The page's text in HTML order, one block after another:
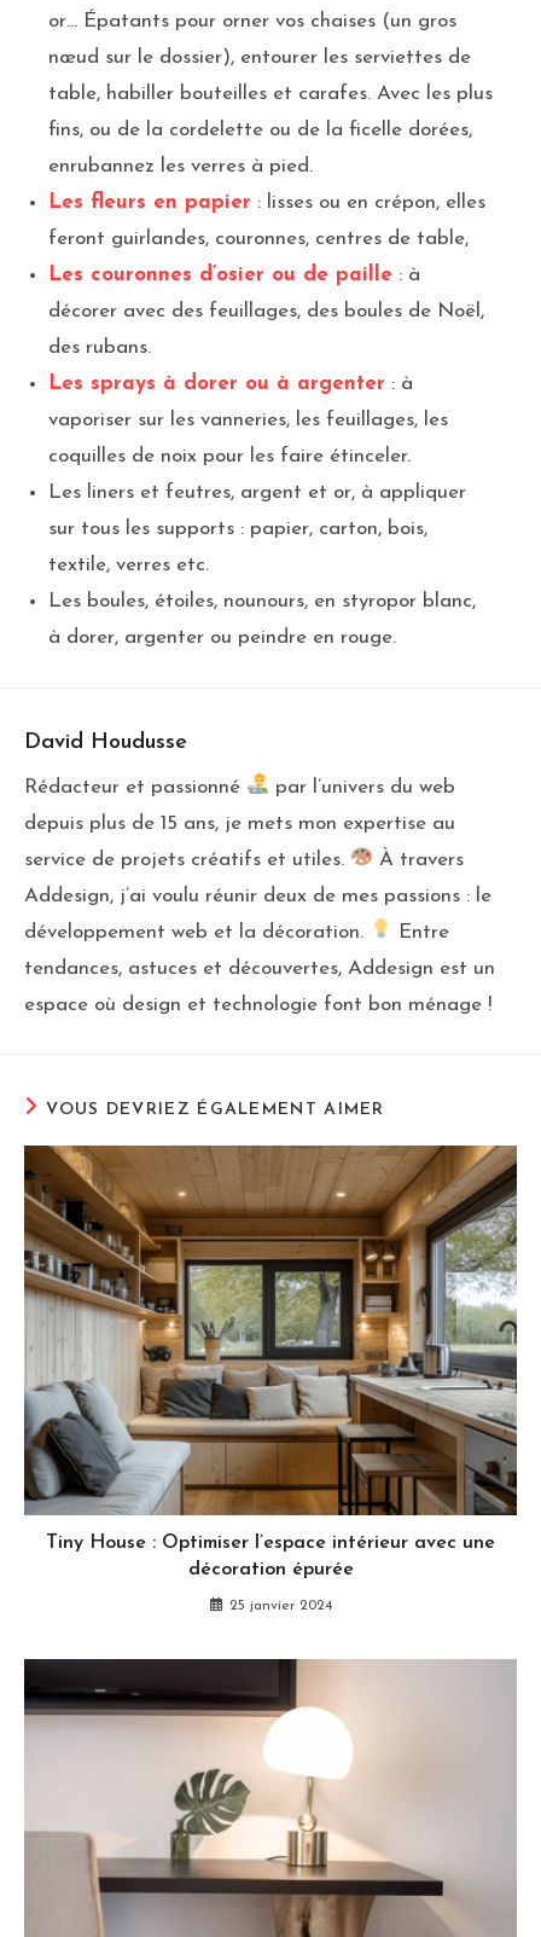
or… Épatants pour orner vos chaises (un gros
nœud sur le dossier), entourer les serviettes de
table, habiller bouteilles et carafes. Avec les plus
fins, ou de la cordelette ou de la ficelle dorées,
enrubannez les verres à pied.
Les fleurs en papier : lisses ou en crépon, elles
feront guirlandes, couronnes, centres de table,
Les couronnes d’osier ou de paille : à
décorer avec des feuillages, des boules de Noël,
des rubans.
Les sprays à dorer ou à argenter : à
vaporiser sur les vanneries, les feuillages, les
coquilles de noix pour les faire étinceler.
Les liners et feutres, argent et or, à appliquer
sur tous les supports : papier, carton, bois,
textile, verres etc.
Les boules, étoiles, nounours, en styropor blanc,
à dorer, argenter ou peindre en rouge.
David Houdusse
Rédacteur et passionné
par l’univers du web
depuis plus de 15 ans, je mets mon expertise au
service de projets créatifs et utiles.
À travers
Addesign, j’ai voulu réunir deux de mes passions : le
développement web et la décoration.
Entre
tendances, astuces et découvertes, Addesign est un
espace où design et technologie font bon ménage !
VOUS DEVRIEZ ÉGALEMENT AIMER
Tiny House : Optimiser l’espace intérieur avec une
décoration épurée
25 janvier 2024